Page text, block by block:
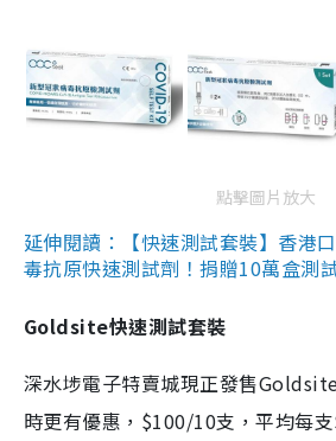
點擊圖片放大
延伸閱讀：【快速測試套裝】香港
毒抗原快速測試劑！捐贈10萬盒測
Goldsite快速測試套裝
深水埗電子特賣城現正發售
時更有優惠，$100/10支，平均每